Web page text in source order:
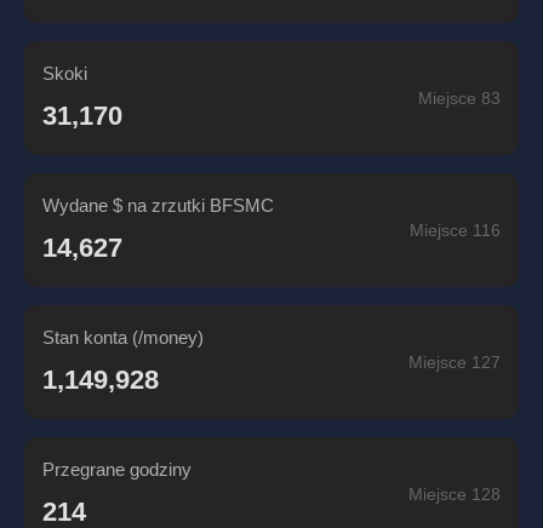
Skoki
31,170
Miejsce 83
Wydane $ na zrzutki BFSMC
14,627
Miejsce 116
Stan konta (/money)
1,149,928
Miejsce 127
Przegrane godziny
214
Miejsce 128